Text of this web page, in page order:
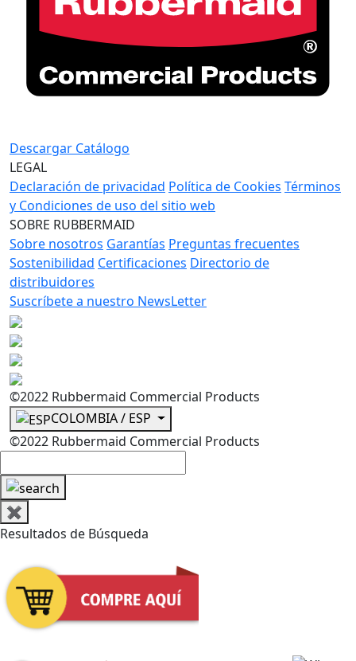
Descargar Catálogo
LEGAL
Declaración de privacidad Política de Cookies Términos
y Condiciones de uso del sitio web
SOBRE RUBBERMAID
Sobre nosotros Garantías Preguntas frecuentes
Sostenibilidad Certificaciones Directorio de
distribuidores
Suscríbete a nuestro NewsLetter
©2022 Rubbermaid Commercial Products
COLOMBIA / ESP
©2022 Rubbermaid Commercial Products
✖
Resultados de Búsqueda